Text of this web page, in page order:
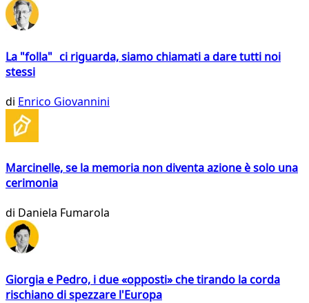
La "folla" ci riguarda, siamo chiamati a dare tutti noi
stessi
di Enrico Giovannini
Marcinelle, se la memoria non diventa azione è solo una
cerimonia
di Daniela Fumarola
Giorgia e Pedro, i due «opposti» che tirando la corda
rischiano di spezzare l'Europa